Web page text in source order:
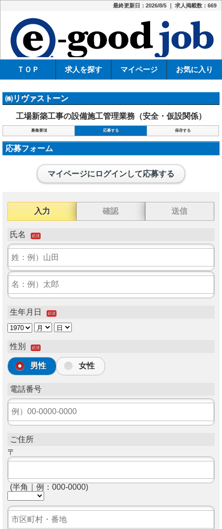
最終更新日：2026/8/5 ｜ 求人掲載数：669
ＴＯＰ 求人を探す マイページ お気に入り
㈱リヴァストーン
工場新築工事の設備施工管理業務（安全・仮設関係）
募集要項 応募する 保存する
応募フォーム
マイページにログインして応募する
入力 確認 送信
氏名 必須
生年月日 必須
性別 必須
男性 女性
電話番号
ご住所
〒
(半角｜例：000-0000)